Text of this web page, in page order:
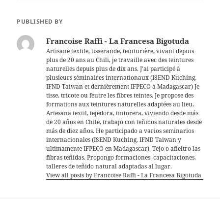
PUBLISHED BY
Francoise Raffi - La Francesa Bigotuda
Artisane textile, tisserande, teinturière, vivant depuis
plus de 20 ans au Chili, je travaille avec des teintures
naturelles depuis plus de dix ans. J'ai participé à
plusieurs séminaires internationaux (ISEND Kuching,
IFND Taiwan et dernièrement IFPECO à Madagascar) Je
tisse, tricote ou feutre les fibres teintes. Je propose des
formations aux teintures naturelles adaptées au lieu.
Artesana textil, tejedora, tintorera, viviendo desde más
de 20 años en Chile, trabajo con teñidos naturales desde
más de diez años. He participado a varios seminarios
internacionales (ISEND Kuching, IFND Taiwan y
ultimamente IFPECO en Madagascar). Tejo o afieltro las
fibras teñidas. Propongo formaciones, capacitaciones,
talleres de teñido natural adaptadas al lugar.
View all posts by Francoise Raffi - La Francesa Bigotuda